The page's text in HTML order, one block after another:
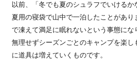
以前、「冬でも夏のシュラフでいける
夏用の寝袋で山中で一泊したことがあり
で凍えて満足に眠れないという事態にな
無理せずシーズンごとのキャンプを楽し
に道具は増えていくものです。